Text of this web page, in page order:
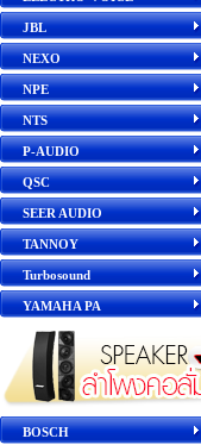
JBL
NEXO
NPE
NTS
P-AUDIO
QSC
SEER AUDIO
TANNOY
Turbosound
YAMAHA PA
BOSCH